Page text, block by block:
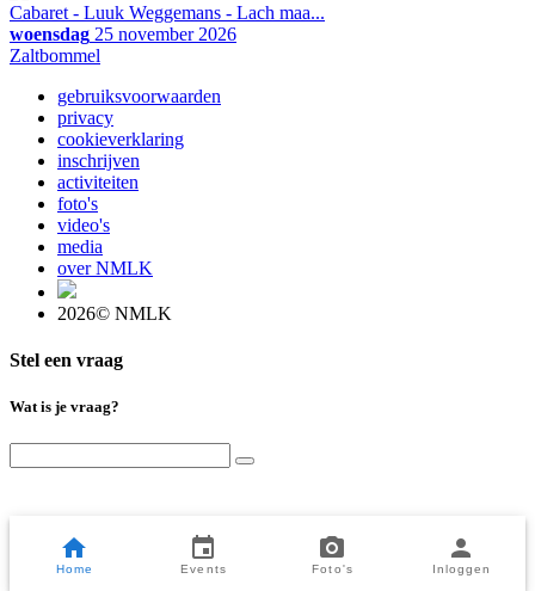
Cabaret - Luuk Weggemans - Lach maa...
woensdag 25 november 2026
Zaltbommel
gebruiksvoorwaarden
privacy
cookieverklaring
inschrijven
activiteiten
foto's
video's
media
over NMLK
2026© NMLK
Stel een vraag
Wat is je vraag?
Home Events Foto's Inloggen